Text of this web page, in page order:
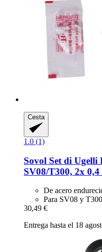
Cesta
1.0 (1)
Sovol Set di Ugelli
SV08/T300, 2x 0,4
De acero
Para SV08 y T300
30,49 €
Entrega hasta el 18